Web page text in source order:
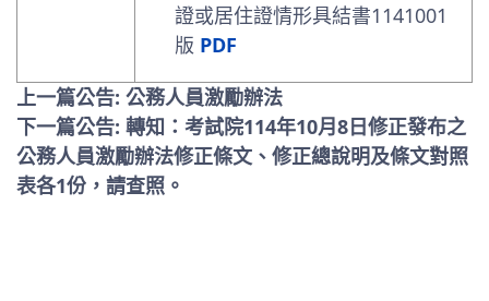
證或居住證情形具結書1141001
版 PDF
上一篇公告: 公務人員激勵辦法
下一篇公告: 轉知：考試院114年10月8日修正發布之
公務人員激勵辦法修正條文、修正總說明及條文對照
表各1份，請查照。